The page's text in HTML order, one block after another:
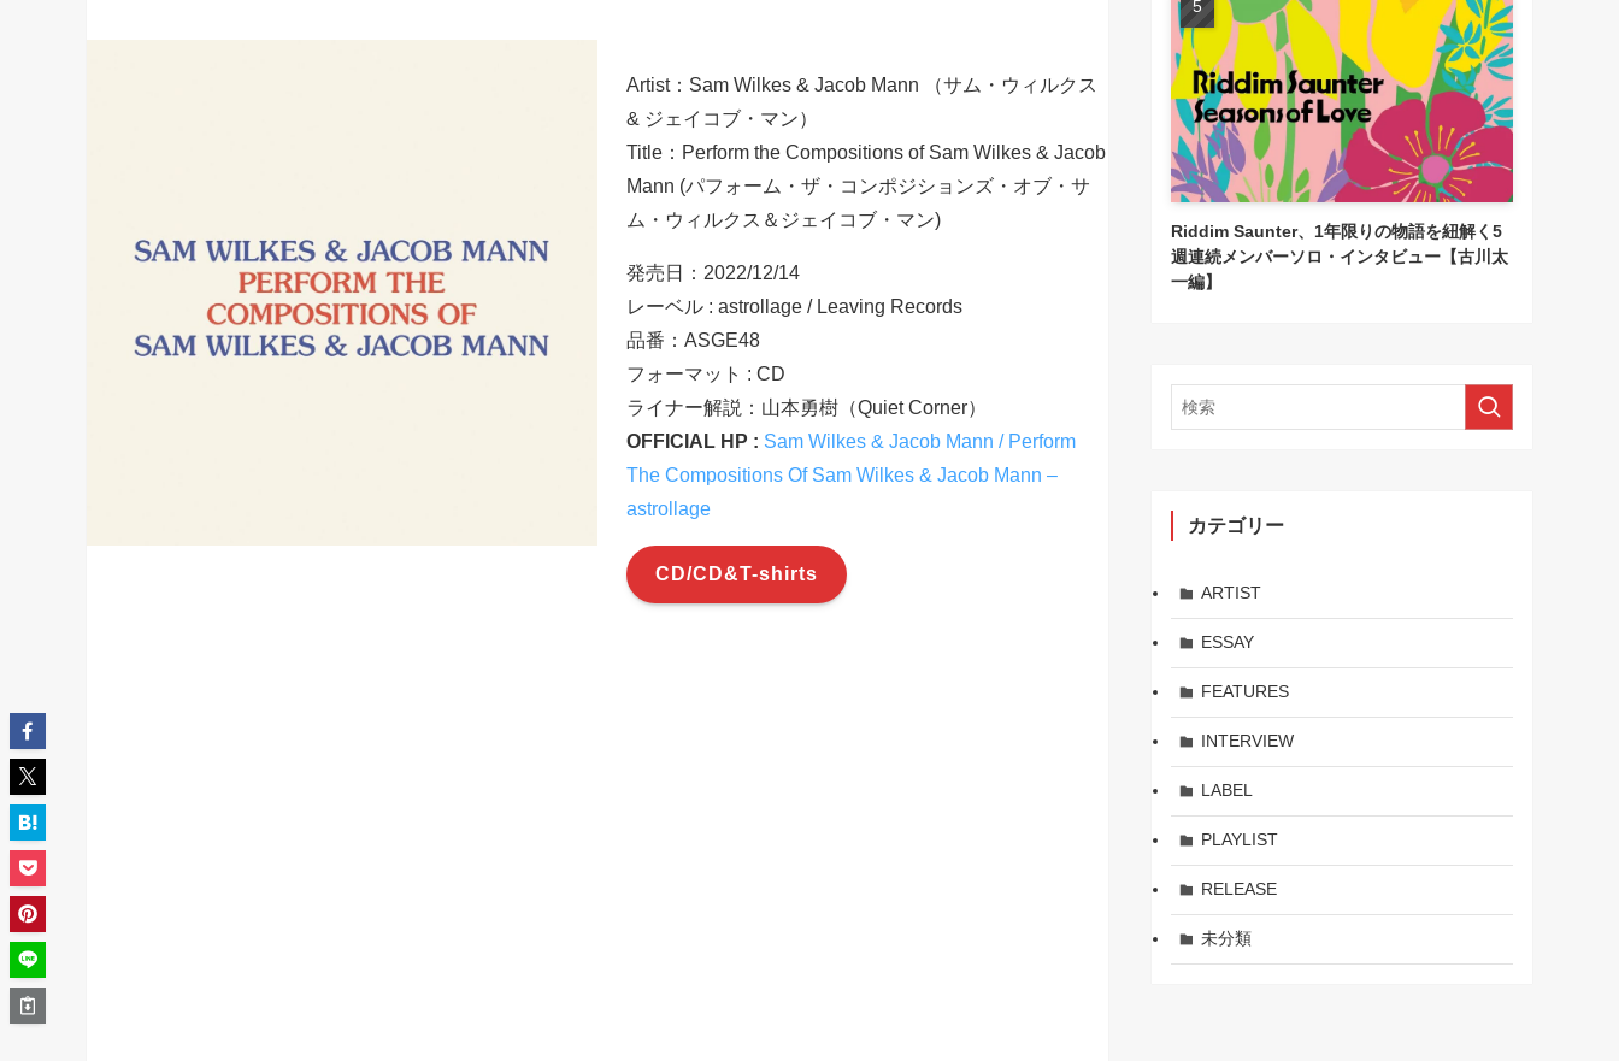
Artist：Sam Wilkes & Jacob Mann （サム・ウィルクス
& ジェイコブ・マン）
Title：Perform the Compositions of Sam Wilkes & Jacob
Mann (パフォーム・ザ・コンポジションズ・オブ・サ
ム・ウィルクス＆ジェイコブ・マン)
発売日：2022/12/14
レーベル : astrollage / Leaving Records
品番：ASGE48
​フォーマット : CD​
ライナー解説：山本勇樹（Quiet Corner）
OFFICIAL HP : Sam Wilkes & Jacob Mann / Perform
The Compositions Of Sam Wilkes & Jacob Mann –
astrollage
CD/CD&T-shirts
Riddim Saunter、1年限りの物語を紐解く5
週連続メンバーソロ・インタビュー【古川太
一編】
カテゴリー
ARTIST
ESSAY
FEATURES
INTERVIEW
LABEL
PLAYLIST
RELEASE
未分類